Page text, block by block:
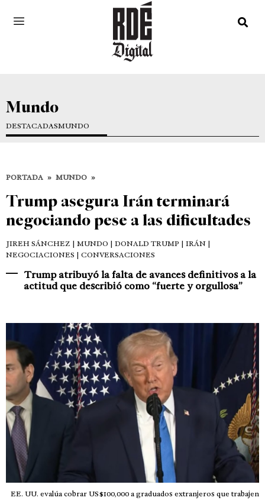
Mundo
DESTACADASMUNDO
PORTADA » MUNDO »
Trump asegura Irán terminará
negociando pese a las dificultades
JIREH SÁNCHEZ | MUNDO | DONALD TRUMP | IRÁN |
NEGOCIACIONES | CONVERSACIONES
Trump atribuyó la falta de avances definitivos a la
actitud que describió como “fuerte y orgullosa”
EE. UU. evalúa cobrar US$100,000 a graduados extranjeros que trabajen